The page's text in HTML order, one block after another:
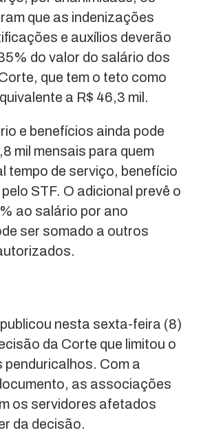
que as indenizações
e auxílios deverão
do valor do salário dos
que tem o teto como
a R$ 46,3 mil.
e benefícios ainda pode
mil mensais para quem
tempo de serviço, benefício
STF. O adicional prevê o
ao salário por ano
ser somado a outros
nesta sexta-feira (8)
da Corte que limitou o
penduricalhos. Com a
as associações
os servidores afetados
da decisão.